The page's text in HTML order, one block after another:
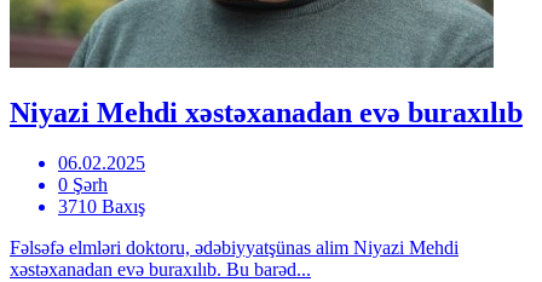
Niyazi Mehdi xəstəxanadan evə buraxılıb
06.02.2025
0 Şərh
3710 Baxış
Fəlsəfə elmləri doktoru, ədəbiyyatşünas alim Niyazi Mehdi
xəstəxanadan evə buraxılıb. Bu barəd...